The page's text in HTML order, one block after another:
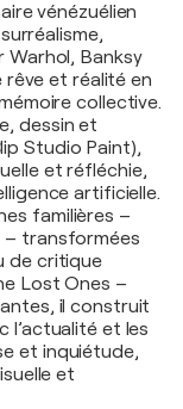
vénézuélien
Warhol, Banksy
et réalité en
collective.
dessin et
Studio Paint),
et réfléchie,
artificielle.
familières –
– transformées
de critique
Lost Ones –
il construit
l’actualité et les
et inquiétude,
et